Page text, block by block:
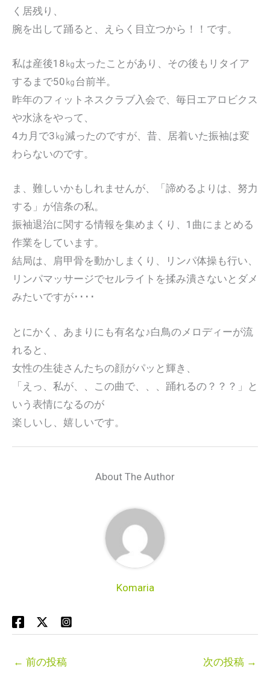
く居残り、
腕を出して踊ると、えらく目立つから！！です。
私は産後18㎏太ったことがあり、その後もリタイア
するまで50㎏台前半。
昨年のフィットネスクラブ入会で、毎日エアロビクス
や水泳をやって、
4カ月で3㎏減ったのですが、昔、居着いた振袖は変
わらないのです。
ま、難しいかもしれませんが、「諦めるよりは、努力
する」が信条の私。
振袖退治に関する情報を集めまくり、1曲にまとめる
作業をしています。
結局は、肩甲骨を動かしまくり、リンパ体操も行い、
リンパマッサージでセルライトを揉み潰さないとダメ
みたいですが････
とにかく、あまりにも有名な♪白鳥のメロディーが流
れると、
女性の生徒さんたちの顔がパッと輝き、
「えっ、私が、、この曲で、、、踊れるの？？？」と
いう表情になるのが
楽しいし、嬉しいです。
About The Author
Komaria
← 前の投稿 次の投稿 →